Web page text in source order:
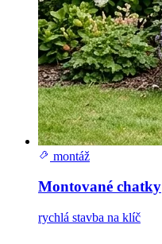
montáž
Montované chatky
rychlá stavba na klíč